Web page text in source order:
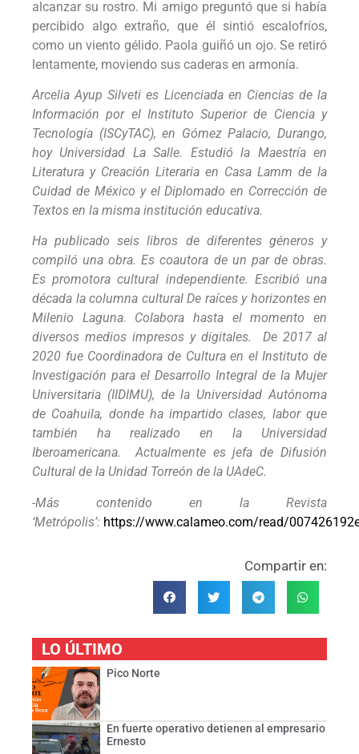
alcanzar su rostro. Mi amigo preguntó que si había
percibido algo extraño, que él sintió escalofríos,
como un viento gélido. Paola guiñó un ojo. Se retiró
lentamente, moviendo sus caderas en armonía.
Arcelia Ayup Silveti es Licenciada en Ciencias de la
Información por el Instituto Superior de Ciencia y
Tecnología (ISCyTAC), en Gómez Palacio, Durango,
hoy Universidad La Salle. Estudió la Maestría en
Literatura y Creación Literaria en Casa Lamm de la
Cuidad de México y el Diplomado en Corrección de
Textos en la misma institución educativa.
Ha publicado seis libros de diferentes géneros y
compiló una obra. Es coautora de un par de obras.
Es promotora cultural independiente. Escribió una
década la columna cultural De raíces y horizontes en
Milenio Laguna. Colabora hasta el momento en
diversos medios impresos y digitales. De 2017 al
2020 fue Coordinadora de Cultura en el Instituto de
Investigación para el Desarrollo Integral de la Mujer
Universitaria (IIDIMU), de la Universidad Autónoma
de Coahuila, donde ha impartido clases, labor que
también ha realizado en la Universidad
Iberoamericana. Actualmente es jefa de Difusión
Cultural de la Unidad Torreón de la UAdeC.
-Más contenido en la Revista
‘Metrópolis’: https://www.calameo.com/read/
Compartir en:
LO ÚLTIMO
Pico Norte
En fuerte operativo detienen al empresario
Ernesto